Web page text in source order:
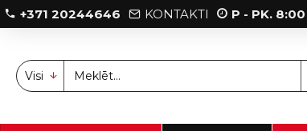
+371 20244646 KONTAKTI P - PK.
Visi